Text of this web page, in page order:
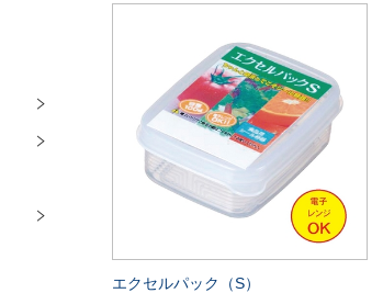
エクセルパック（S）